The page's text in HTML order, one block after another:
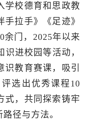
学校德育和思政教
拉手》《足迹》
余门，2025年以来
进校园等活动，
教育赛课，吸引
选出优秀课程10
式，共同探索铸牢
径与方法。